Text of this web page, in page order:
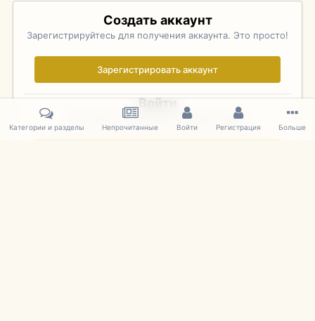
Создать аккаунт
Зарегистрируйтесь для получения аккаунта. Это просто!
Зарегистрировать аккаунт
Войти
Уже зарегистрированы? Войдите здесь.
Категории и разделы Непрочитанные Войти Регистрация Больше